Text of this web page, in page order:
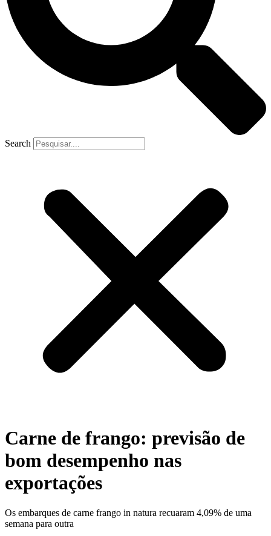
Search
Carne de frango: previsão de
bom desempenho nas
exportações
Os embarques de carne frango in natura recuaram 4,09% de uma
semana para outra